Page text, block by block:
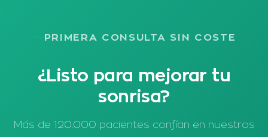
PRIMERA CONSULTA SIN COSTE
¿Listo para mejorar tu
sonrisa?
Más de 120.000 pacientes confían en nuestros